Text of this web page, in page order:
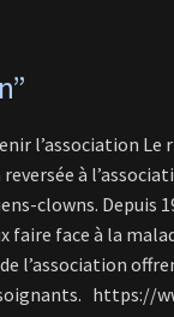
l’association Le
à
clowns. Depuis
face à la
l’association
https://